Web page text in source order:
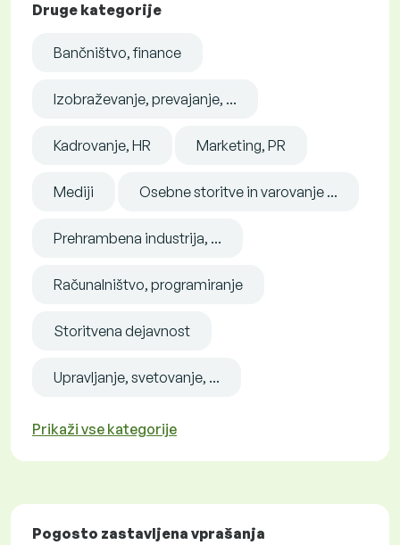
Druge kategorije
Bančništvo, finance
Izobraževanje, prevajanje, ...
Kadrovanje, HR Marketing, PR
Mediji Osebne storitve in varovanje ...
Prehrambena industrija, ...
Računalništvo, programiranje
Storitvena dejavnost
Upravljanje, svetovanje, ...
Prikaži vse kategorije
Pogosto zastavljena vprašanja